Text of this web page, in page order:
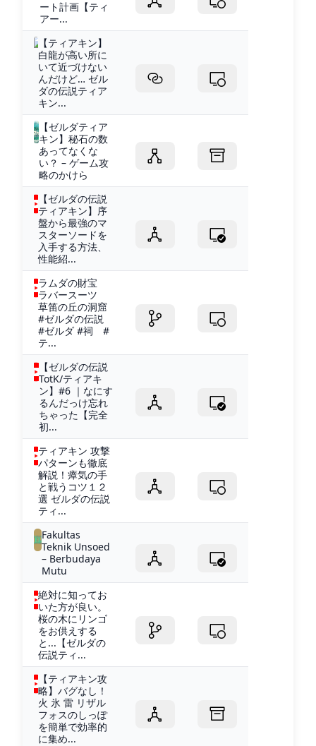
ート計画【ティ
アー...
【ティアキン】
白龍が高い所に
いて近づけない
んだけど… ゼル
ダの伝説ティア
キン...
【ゼルダティア
キン】秘石の数
あってなくな
い？ – ゲーム攻
略のかけら
【ゼルダの伝説
ティアキン】序
盤から最強のマ
スターソードを
入手する方法、
性能紹...
ラムダの財宝
ラバースーツ
草笛の丘の洞窟
#ゼルダの伝説
#ゼルダ #祠 #
テ...
【ゼルダの伝説
TotK/ティアキ
ン】#6 ｜なにす
るんだっけ忘れ
ちゃった【完全
初...
ティアキン 攻撃
パターンも徹底
解説！瘴気の手
と戦うコツ１２
選 ゼルダの伝説
ティ...
Fakultas
Teknik Unsoed
– Berbudaya
Mutu
絶対に知ってお
いた方が良い。
桜の木にリンゴ
をお供えする
と...【ゼルダの
伝説ティ...
【ティアキン攻
略】バグなし！
火 氷 雷 リザル
フォスのしっぽ
を簡単で効率的
に集め...